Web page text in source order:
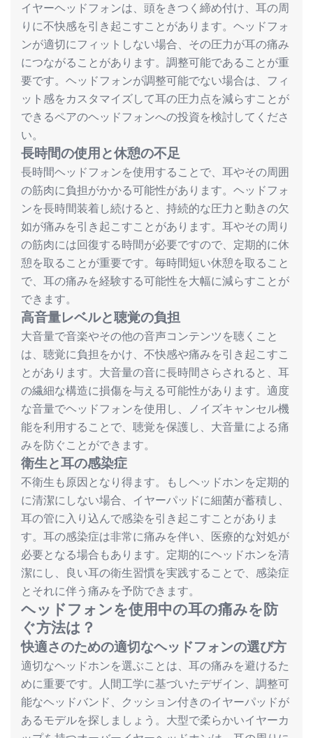
イヤーヘッドフォンは、頭をきつく締め付け、耳の周
りに不快感を引き起こすことがあります。ヘッドフォ
ンが適切にフィットしない場合、その圧力が耳の痛み
につながることがあります。調整可能であることが重
要です。ヘッドフォンが調整可能でない場合は、フィ
ット感をカスタマイズして耳の圧力点を減らすことが
できるペアのヘッドフォンへの投資を検討してくださ
い。
長時間の使用と休憩の不足
長時間ヘッドフォンを使用することで、耳やその周囲
の筋肉に負担がかかる可能性があります。ヘッドフォ
ンを長時間装着し続けると、持続的な圧力と動きの欠
如が痛みを引き起こすことがあります。耳やその周り
の筋肉には回復する時間が必要ですので、定期的に休
憩を取ることが重要です。毎時間短い休憩を取ること
で、耳の痛みを経験する可能性を大幅に減らすことが
できます。
高音量レベルと聴覚の負担
大音量で音楽やその他の音声コンテンツを聴くこと
は、聴覚に負担をかけ、不快感や痛みを引き起こすこ
とがあります。大音量の音に長時間さらされると、耳
の繊細な構造に損傷を与える可能性があります。適度
な音量でヘッドフォンを使用し、ノイズキャンセル機
能を利用することで、聴覚を保護し、大音量による痛
みを防ぐことができます。
衛生と耳の感染症
不衛生も原因となり得ます。もしヘッドホンを定期的
に清潔にしない場合、イヤーパッドに細菌が蓄積し、
耳の管に入り込んで感染を引き起こすことがありま
す。耳の感染症は非常に痛みを伴い、医療的な対処が
必要となる場合もあります。定期的にヘッドホンを清
潔にし、良い耳の衛生習慣を実践することで、感染症
とそれに伴う痛みを予防できます。
ヘッドフォンを使用中の耳の痛みを防
ぐ方法は？
快適さのための適切なヘッドフォンの選び方
適切なヘッドホンを選ぶことは、耳の痛みを避けるた
めに重要です。人間工学に基づいたデザイン、調整可
能なヘッドバンド、クッション付きのイヤーパッドが
あるモデルを探しましょう。大型で柔らかいイヤーカ